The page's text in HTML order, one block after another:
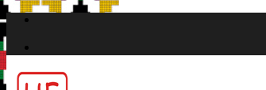
Passer
au
contenu